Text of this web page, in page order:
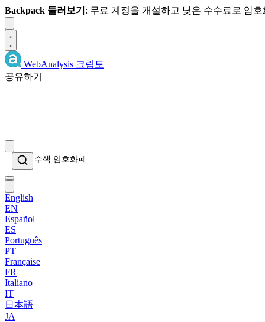
Backpack 둘러보기 : 무료 계정을 개설하고 낮은 수수료로 암
WebAnalysis 크립토
공유하기
English
EN
Español
ES
Português
PT
Française
FR
Italiano
IT
日本語
JA